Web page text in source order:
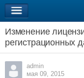
Изменение
регистрационных
admin
мая 09, 2015